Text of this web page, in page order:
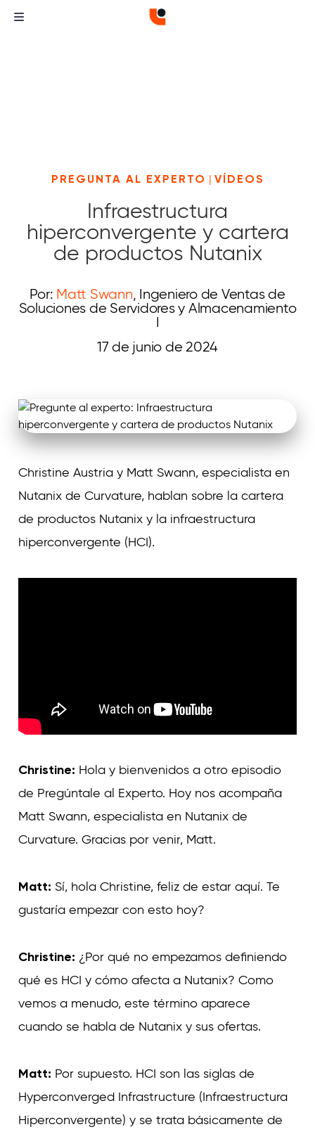
PREGUNTA AL EXPERTO | VÍDEOS
Infraestructura
hiperconvergente y cartera
de productos Nutanix
Por: Matt Swann, Ingeniero de Ventas de
Soluciones de Servidores y Almacenamiento
I
17 de junio de 2024
Christine Austria y Matt Swann, especialista en
Nutanix de Curvature, hablan sobre la cartera
de productos Nutanix y la infraestructura
hiperconvergente (HCI).
Christine: Hola y bienvenidos a otro episodio
de Pregúntale al Experto. Hoy nos acompaña
Matt Swann, especialista en Nutanix de
Curvature. Gracias por venir, Matt.
Matt: Sí, hola Christine, feliz de estar aquí. Te
gustaría empezar con esto hoy?
Christine: ¿Por qué no empezamos definiendo
qué es HCI y cómo afecta a Nutanix? Como
vemos a menudo, este término aparece
cuando se habla de Nutanix y sus ofertas.
Matt: Por supuesto. HCI son las siglas de
Hyperconverged Infrastructure (Infraestructura
Hiperconvergente) y se trata básicamente de